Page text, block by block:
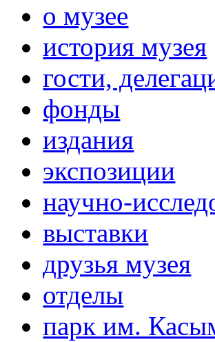
о музее
история музея
гости,
фонды
издания
экспозиции
научно-
выставки
друзья музея
отделы
парк им.